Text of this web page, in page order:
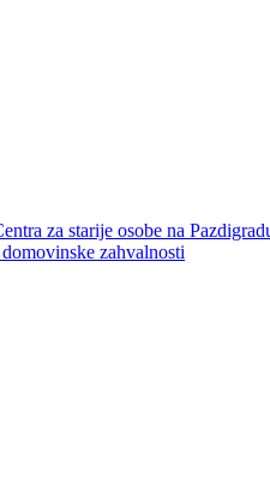
za starije osobe na
zahvalnosti